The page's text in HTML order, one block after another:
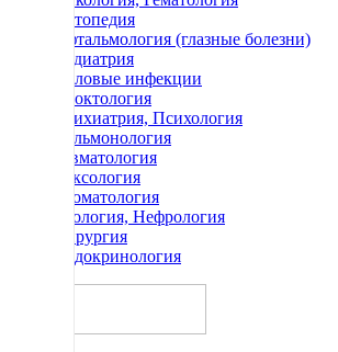
Ортопедия
Офтальмология (глазные болезни)
Педиатрия
Половые инфекции
Проктология
Психиатрия, Психология
Пульмонология
Ревматология
Сексология
Стоматология
Урология, Нефрология
Хирургия
Эндокринология